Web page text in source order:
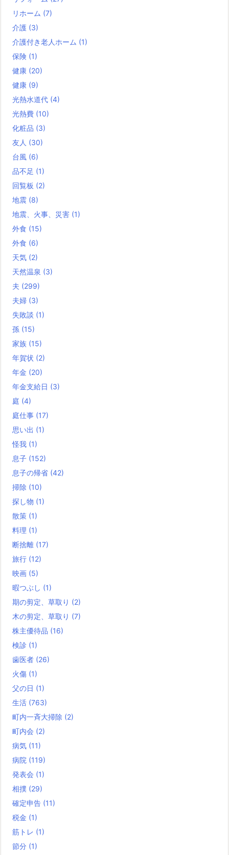
リホーム (7)
介護 (3)
介護付き老人ホーム (1)
保険 (1)
健康 (20)
健康 (9)
光熱水道代 (4)
光熱費 (10)
化粧品 (3)
友人 (30)
台風 (6)
品不足 (1)
回覧板 (2)
地震 (8)
地震、火事、災害 (1)
外食 (15)
外食 (6)
天気 (2)
天然温泉 (3)
夫 (299)
夫婦 (3)
失敗談 (1)
孫 (15)
家族 (15)
年賀状 (2)
年金 (20)
年金支給日 (3)
庭 (4)
庭仕事 (17)
思い出 (1)
怪我 (1)
息子 (152)
息子の帰省 (42)
掃除 (10)
探し物 (1)
散策 (1)
料理 (1)
断捨離 (17)
旅行 (12)
映画 (5)
暇つぶし (1)
期の剪定、草取り (2)
木の剪定、草取り (7)
株主優待品 (16)
検診 (1)
歯医者 (26)
火傷 (1)
父の日 (1)
生活 (763)
町内一斉大掃除 (2)
町内会 (2)
病気 (11)
病院 (119)
発表会 (1)
相撲 (29)
確定申告 (11)
税金 (1)
筋トレ (1)
節分 (1)